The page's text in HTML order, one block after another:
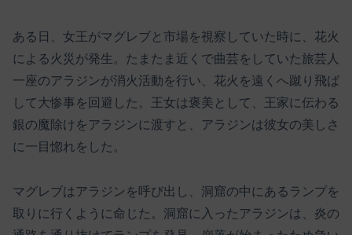
ある日、女王がマグレブと市場を視察していた時に、花火
による火災が発生。たまたま近くで曲芸をしていた旅芸人
一座のアラジンが消火活動を行い、花火を遠くへ蹴り飛ば
して大惨事を回避した。王女は褒美として、王家に伝わる
銀の魔除けをアラジンに渡すと、アラジンは彼女の美しさ
に一目惚れをした。
マグレブはアラジンを呼び出し、洞窟の中にあるランプを
取りに行くように命じた。洞窟に入ったアラジンは、炎の